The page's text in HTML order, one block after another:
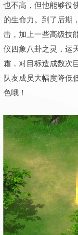
也不高，但他能够役
的生命力。到了后期
击，加上一些高级技
仪四象八卦之灵，运
霜，对目标造成数次
队友成员大幅度降低
色哦！